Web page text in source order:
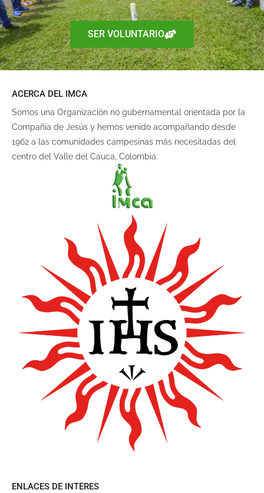
SER VOLUNTARIO
ACERCA DEL IMCA
Somos una Organización no gubernamental orientada por la
Compañía de Jesús y hemos venido acompañando desde
1962 a las comunidades campesinas más necesitadas del
centro del Valle del Cauca, Colombia.
ENLACES DE INTERES